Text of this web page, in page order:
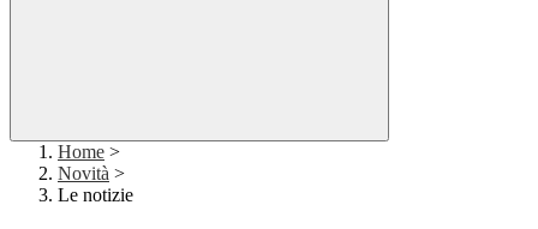
Home >
Novità >
Le notizie